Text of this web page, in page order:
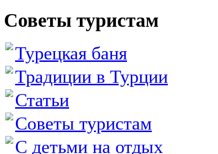
Советы туристам
Турецкая баня
Традиции в Турции
Статьи
Советы туристам
С детьми на отдых